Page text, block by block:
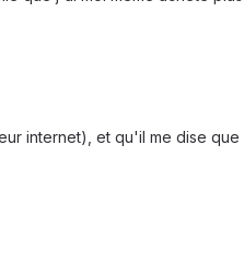
internet), et qu'il me dise